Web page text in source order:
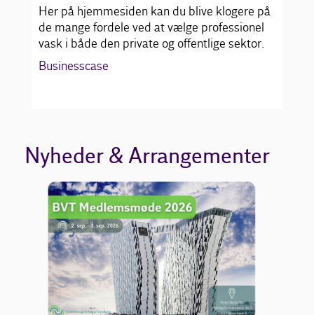
Her på hjemmesiden kan du blive klogere på
de mange fordele ved at vælge professionel
vask i både den private og offentlige sektor.
Businesscase
Nyheder & Arrangementer